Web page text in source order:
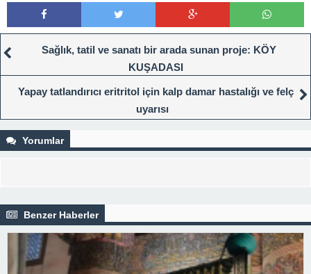
Sağlık, tatil ve sanatı bir arada sunan proje: KÖY
KUŞADASI
Yapay tatlandırıcı eritritol için kalp damar hastalığı ve felç
uyarısı
Yorumlar
Benzer Haberler